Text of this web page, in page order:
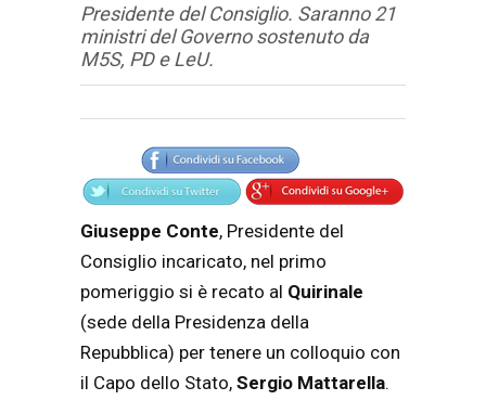
Presidente del Consiglio. Saranno 21
ministri del Governo sostenuto da
M5S, PD e LeU.
Articolo
Testo articolo principale
Giuseppe Conte, Presidente del
Consiglio incaricato, nel primo
pomeriggio si è recato al Quirinale
(sede della Presidenza della
Repubblica) per tenere un colloquio con
il Capo dello Stato, Sergio Mattarella.